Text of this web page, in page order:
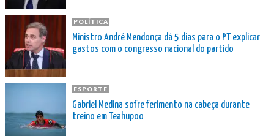
POLÍTICA
Ministro André Mendonça dá 5 dias para o PT explicar
gastos com o congresso nacional do partido
ESPORTE
Gabriel Medina sofre ferimento na cabeça durante
treino em Teahupoo